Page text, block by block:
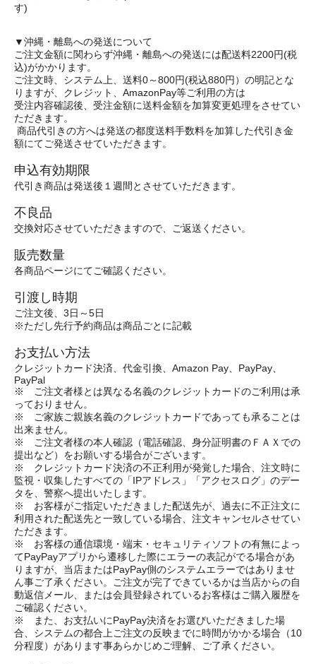
す)
▼沖縄・離島への発送について
ご注文金額に関わらず沖縄・離島への発送には配送料2200円(税
込)がかかります。
ご注文時、システム上、送料0～800円(税込880円）の明記とな
りますが、クレジット、AmazonPay等ご利用の方は
受注内容確認後、受注金額に送料金額を加算変更処理をさせてい
ただきます。
商品代引きの方へは発送の都度送料手数料を加算した代引き金
額にてご発送させていただきます。
申込有効期限
代引き商品は発送後１週間とさせていただきます。
不良品
交換対応させていただきますので、ご返送ください。
販売数量
各商品ページにてご確認ください。
引渡し時期
ご注文後、3日～5日
※ただし先行予約商品は商品ごとに記載
お支払い方法
クレジットカード決済、代金引換、Amazon Pay、PayPay、
PayPal
※ ご注文者様とは異なる名義のクレジットカードのご利用は承
っておりません。
※ ご家族ご親族名義のクレジットカードであっても承ることは
出来ません。
※ ご注文者様の本人確認（電話確認、身分証明書のＦＡＸでの
提出など）をお願いする場合がございます。
※ クレジットカード決済の不正利用が発覚した場合、注文時に
監視・収集したすべての「IPアドレス」「アクセスログ」のデー
タを、警察へ提出いたします。
※ お客様がご指定いただきました配送先が、過去に不正注文に
利用された配送先と一致している場合、注文キャンセルさせてい
ただきます。
※ お客様の通信環境・端末・セキュリティソフトの有無によっ
てPayPayアプリから遷移した際にエラーの表記がでる場合があ
りますが、当店またはPayPay側のシステムエラーではありませ
ん事ご了承ください。ご注文が完了できているかは当店からの自
動返信メール、または会員登録されているお客様はご購入履歴を
ご確認ください。
※ また、お支払いにPayPay決済をお選びいただきました場
合、システムの都合上ご注文の反映までに時間がかかる場合（10
分程度）があります事あらかじめご理解、ご了承ください。